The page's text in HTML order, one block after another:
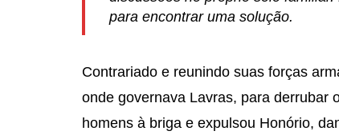
para encontrar uma solução.
Contrariado e reunindo suas forças
onde governava Lavras, para derrubar
homens à briga e expulsou Honório,